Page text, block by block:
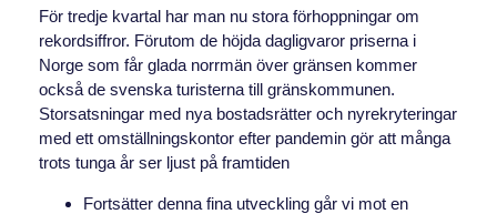
För tredje kvartal har man nu stora förhoppningar om
rekordsiffror. Förutom de höjda dagligvaror priserna i
Norge som får glada norrmän över gränsen kommer
också de svenska turisterna till gränskommunen.
Storsatsningar med nya bostadsrätter och nyrekryteringar
med ett omställningskontor efter pandemin gör att många
trots tunga år ser ljust på framtiden
Fortsätter denna fina utveckling går vi mot en